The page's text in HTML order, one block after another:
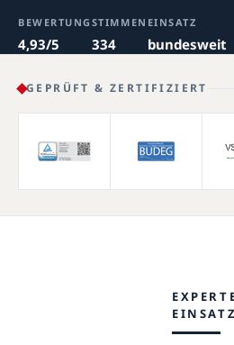
BEWERTUNG
4,93/5
STIMMEN
334
EINSATZ
bundesweit
GEPRÜFT & ZERTIFIZIERT
EINSATZ